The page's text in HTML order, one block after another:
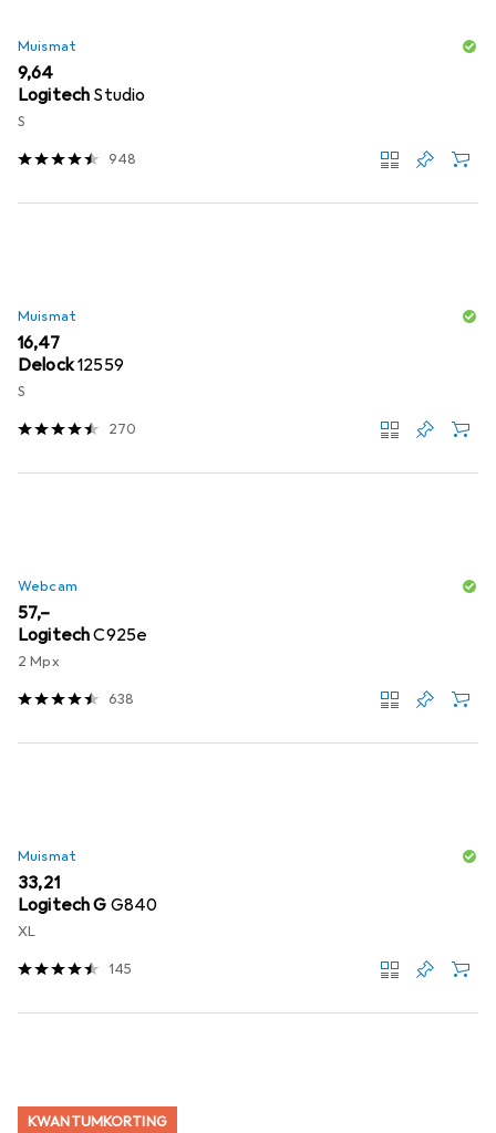
Muismat
EUR
9,64
Logitech Studio
S
948
Muismat
EUR
16,47
Delock12559
S
270
Webcam
EUR
57,–
LogitechC925e
2 Mpx
638
Muismat
EUR
33,21
Logitech G G840
XL
145
KWANTUMKORTING